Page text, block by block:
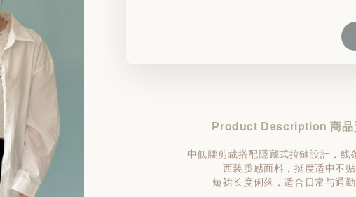
Product Description 商品
中低腰剪裁搭配隱藏式拉鏈設計，线
西装质感面料，挺度适中不
短裙长度俐落，适合日常与通